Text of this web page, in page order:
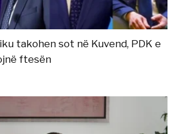
takohen sot në Kuvend, PDK e
ftesën